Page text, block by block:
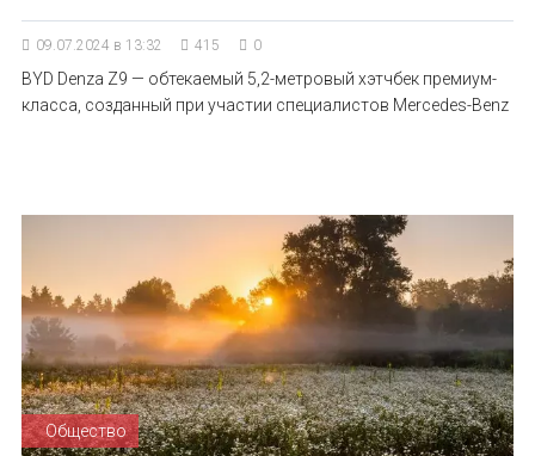
09.07.2024 в 13:32 415 0
BYD Denza Z9 — обтекаемый 5,2-метровый хэтчбек премиум-
класса, созданный при участии специалистов Mercedes-Benz
Общество